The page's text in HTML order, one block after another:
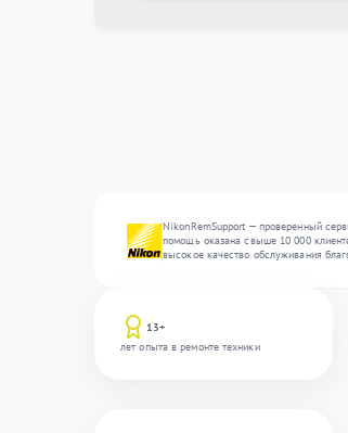
NikonRemSupport — проверенный
помощь оказана свыше 10 000
высокое качество обслуживания
13+
лет опыта в ремонте техники